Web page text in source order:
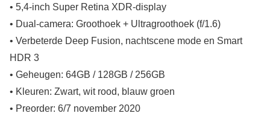
• 5,4-inch Super Retina XDR-display
• Dual-camera: Groothoek + Ultragroothoek (f/1.6)
• Verbeterde Deep Fusion, nachtscene mode en Smart
HDR 3
• Geheugen: 64GB / 128GB / 256GB
• Kleuren: Zwart, wit rood, blauw groen
• Preorder: 6/7 november 2020